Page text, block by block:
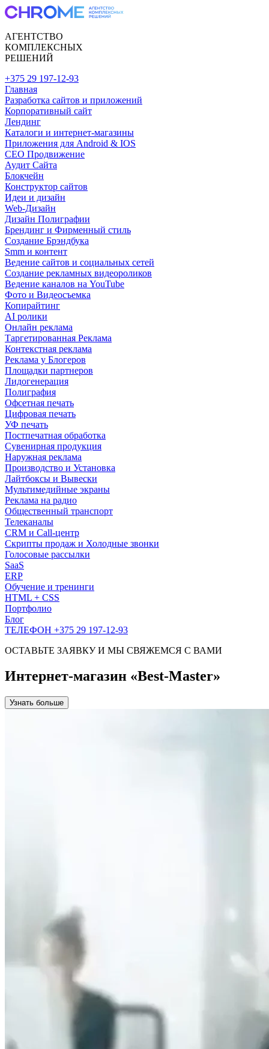
АГЕНТСТВО
КОМПЛЕКСНЫХ
РЕШЕНИЙ
+375 29 197-12-93
Главная
Разработка сайтов и приложений
Корпоративный сайт
Лендинг
Каталоги и интернет-магазины
Приложения для Android & IOS
CEO Продвижение
Аудит Сайта
Блокчейн
Конструктор сайтов
Идеи и дизайн
Web-Дизайн
Дизайн Полиграфии
Брендинг и Фирменный стиль
Создание Брэндбука
Smm и контент
Ведение сайтов и социальных сетей
Создание рекламных видеороликов
Ведение каналов на YouTube
Фото и Видеосъемка
Копирайтинг
AI ролики
Онлайн реклама
Таргетированная Реклама
Контекстная реклама
Реклама у Блогеров
Площадки партнеров
Лидогенерация
Полиграфия
Офсетная печать
Цифровая печать
УФ печать
Постпечатная обработка
Сувенирная продукция
Наружная реклама
Производство и Установка
Лайтбоксы и Вывески
Мультимедийные экраны
Реклама на радио
Общественный транспорт
Телеканалы
CRM и Call-центр
Скрипты продаж и Холодные звонки
Голосовые рассылки
SaaS
ERP
Обучение и тренинги
HTML + CSS
Портфолио
Блог
ТЕЛЕФОН +375 29 197-12-93
ОСТАВЬТЕ ЗАЯВКУ И МЫ СВЯЖЕМСЯ С ВАМИ
Интернет-магазин «Best-Master»
Узнать больше